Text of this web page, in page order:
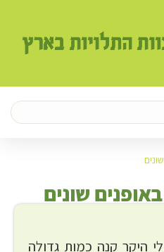
שונים
היקר קנה כמות גדולה